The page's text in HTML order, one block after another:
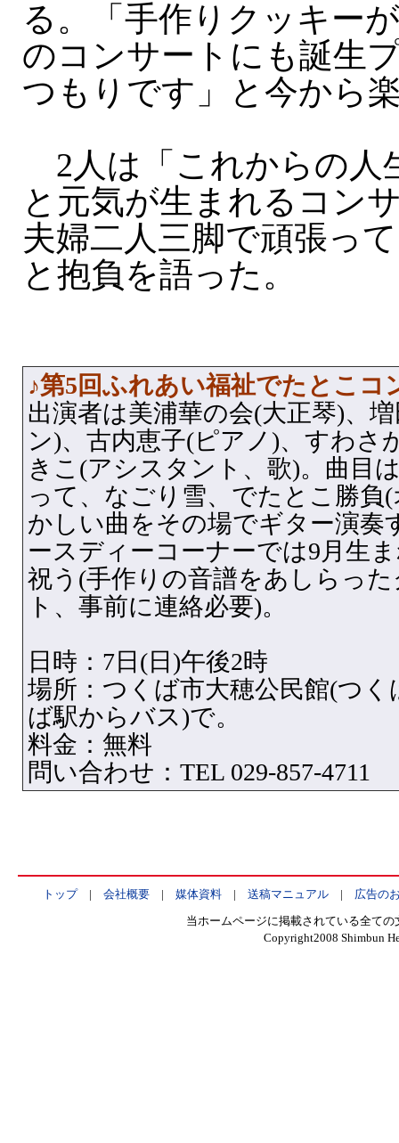
る。「手作りクッキー
のコンサートにも誕生
つもりです」と今から
2人は「これからの人
と元気が生まれるコン
夫婦二人三脚で頑張っ
と抱負を語った。
♪第5回ふれあい福祉でたとこコ
出演者は美浦華の会(大正琴)、
ン)、古内恵子(ピアノ)、すわさ
きこ(アシスタント、歌)。曲目
って、なごり雪、でたとこ勝負
かしい曲をその場でギター演奏
ースディーコーナーでは9月生
祝う(手作りの音譜をあしらっ
ト、事前に連絡必要)。
日時：7日(日)午後2時
場所：つくば市大穂公民館(つ
ば駅からバス)で。
料金：無料
問い合わせ：TEL 029-857-4711
トップ| 会社概要| 媒体資料| 送稿マニュアル| 広告の
当ホームページに掲載されている全て
Copyright2008 Shimbun